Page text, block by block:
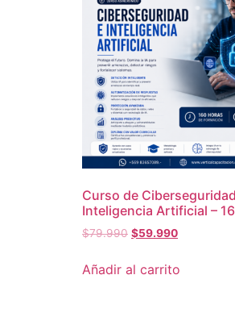
Curso de
Inteligencia Artificial –
$79.990 $59.990
Añadir al carrito